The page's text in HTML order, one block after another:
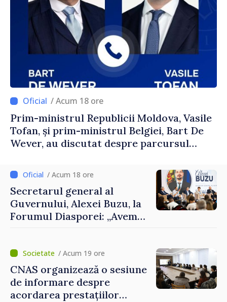
/ Acum 18 ore
Prim-ministrul Republicii Moldova, Vasile
Tofan, și prim-ministrul Belgiei, Bart De
Wever, au discutat despre parcursul
/ Acum 18 ore
Secretarul general al
Guvernului, Alexei Buzu, la
Forumul Diasporei: „Avem
construi comunități mai
puternice”
/ Acum 19 ore
CNAS organizează o sesiune
de informare despre
acordarea prestațiilor